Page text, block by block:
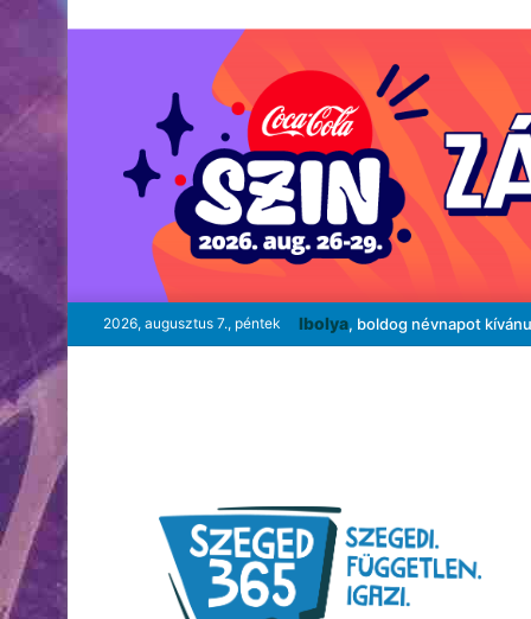
2026, augusztus 7., péntek Ibolya, boldog névnapot